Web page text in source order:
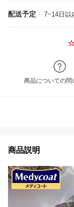
配送予定 7~14日以
商品についての問
商品説明